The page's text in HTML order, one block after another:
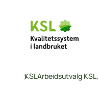
hovedinnhold
KSLArbeidsutvalg KSL,